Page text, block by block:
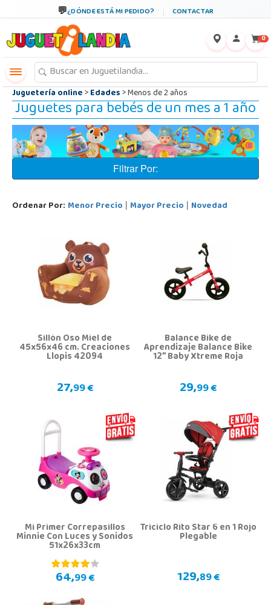
¿DÓNDE ESTÁ MI PEDIDO? CONTACTAR
0
Juguetería online>Edades> Menos de 2 años
Juguetes para bebés de un mes a 1 año
Filtrar Por:
Ordenar Por: Menor Precio | Mayor Precio | Novedad
Sillón Oso Miel de
45x56x46 cm. Creaciones
Llopis 42094
27,99 €
Balance Bike de
Aprendizaje Balance Bike
12” Baby Xtreme Roja
29,99 €
Mi Primer Correpasillos
Minnie Con Luces y Sonidos
51x26x33cm
64,99 €
Triciclo Rito Star 6 en 1 Rojo
Plegable
129,89 €